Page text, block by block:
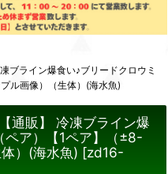
ブライン爆食い♪ブリードクロウミ
ル画像）（生体）(海水魚)
通販】 冷凍ブライン爆
ペア）【1ペア】（±8-
）(海水魚) [zd16-